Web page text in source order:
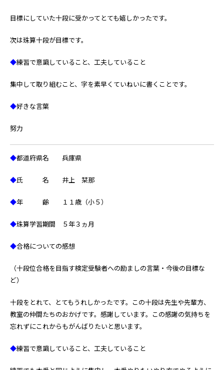
目標にしていた十段に受かってとても嬉しかったです。
次は珠算十段が目標です。
◆練習で意識していること、工夫していること
集中して取り組むこと、字を素早くていねいに書くことです。
◆好きな言葉
努力
◆都道府県名 兵庫県
◆氏 名 井上 栞那
◆年 齢 １１歳（小５）
◆珠算学習期間 ５年３ヵ月
◆合格についての感想
（十段位合格を目指す検定受験者への励ましの言葉・今後の目標な
ど）
十段をとれて、とてもうれしかったです。この十段は先生や先輩方、
教室の仲間たちのおかげです。感謝しています。この感謝の気持ちを
忘れずにこれからもがんばりたいと思います。
◆練習で意識していること、工夫していること